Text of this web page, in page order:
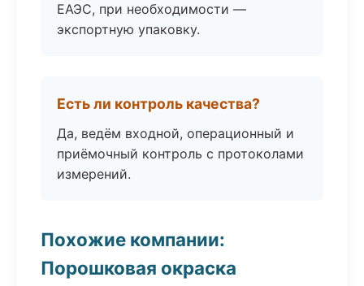
ЕАЭС, при необходимости —
экспортную упаковку.
Есть ли контроль качества?
Да, ведём входной, операционный и
приёмочный контроль с протоколами
измерений.
Похожие компании:
Порошковая окраска